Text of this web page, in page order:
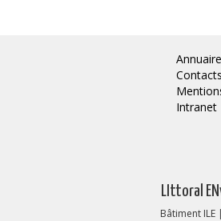
Annuaire
Intranet
LIttoral
Bâtiment